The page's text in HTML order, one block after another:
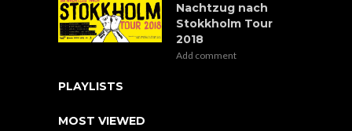
Nachtzug nach
Stokkholm Tour
2018
Add comment
PLAYLISTS
MOST VIEWED